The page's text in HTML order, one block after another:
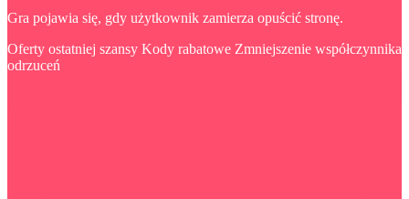
Gra pojawia się, gdy użytkownik zamierza opuścić stronę.
Oferty ostatniej szansy Kody rabatowe Zmniejszenie współczynnika
odrzuceń